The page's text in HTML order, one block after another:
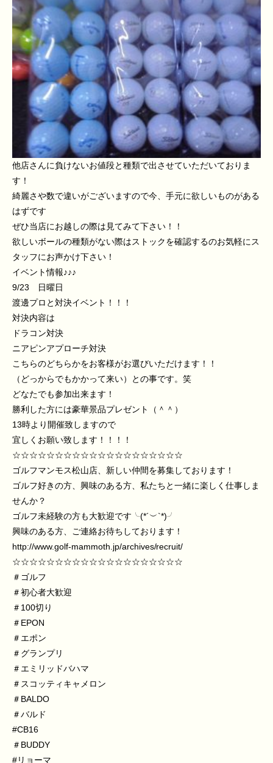
他店さんに負けないお値段と種類で出させていただいておりま
す！
綺麗さや数で違いがございますので今、手元に欲しいものがある
はずです
ぜひ当店にお越しの際は見てみて下さい！！
欲しいボールの種類がない際はストックを確認するのお気軽にス
タッフにお声かけ下さい！
イベント情報♪♪♪
9/23 日曜日
渡邊プロと対決イベント！！！
対決内容は
ドラコン対決
ニアピンアプローチ対決
こちらのどちらかをお客様がお選びいただけます！！
（どっからでもかかって来い）との事です。笑
どなたでも参加出来ます！
勝利した方には豪華景品プレゼント（＾＾）
13時より開催致しますので
宜しくお願い致します！！！！
☆☆☆☆☆☆☆☆☆☆☆☆☆☆☆☆☆☆☆☆
ゴルフマンモス松山店、新しい仲間を募集しております！
ゴルフ好きの方、興味のある方、私たちと一緒に楽しく仕事しま
せんか？
ゴルフ未経験の方も大歓迎です╰(*´︶`*)╯
興味のある方、ご連絡お待ちしております！
http://www.golf-mammoth.jp/archives/recruit/
☆☆☆☆☆☆☆☆☆☆☆☆☆☆☆☆☆☆☆☆
＃ゴルフ
＃初心者大歓迎
＃100切り
＃EPON
＃エポン
＃グランプリ
＃エミリッドバハマ
＃スコッティキャメロン
＃BALDO
＃バルド
#CB16
＃BUDDY
#リョーマ